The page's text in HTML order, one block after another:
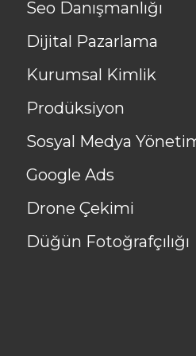
Seo Danışmanlığı
Dijital Pazarlama
Kurumsal Kimlik
Prodüksiyon
Sosyal Medya
Google Ads
Drone Çekimi
Düğün Fotoğrafçılığı